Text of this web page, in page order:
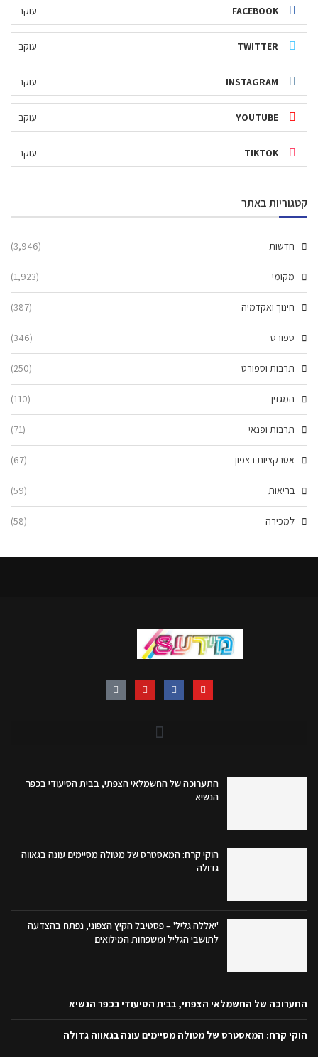
FACEBOOK עוקב
TWITTER עוקב
INSTAGRAM עוקב
YOUTUBE עוקב
TIKTOK עוקב
קטגוריות באתר
חדשות (3,946)
מקומי (1,923)
חינוך ואקדמיה (387)
ספורט (346)
תרבות וספורט (250)
המגזין (110)
תרבות ופנאי (71)
אטרקציות בצפון (67)
בריאות (59)
למכירה (58)
התערוכה של החשמלאי הצפתי, בבית הסיעודי בכפר
הנשיא
הוקי קרח: המאסטרס של מטולה מסיימים עונה בגאווה
גדולה
'יאללה גליל' – פסטיבל הקיץ הצפוני, נפתח בהצדעה
לתושבי הגליל ומשפחות המילואים
התערוכה של החשמלאי הצפתי, בבית הסיעודי בכפר הנשיא
הוקי קרח: המאסטרס של מטולה מסיימים עונה בגאווה גדולה